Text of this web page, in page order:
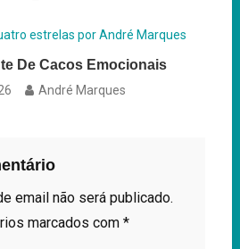
De Cacos Emocionais
André Marques
email não será publicado.
marcados com *